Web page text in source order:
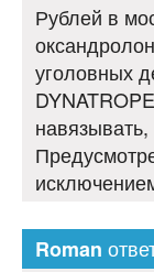
Рублей в
уголовных
Roman